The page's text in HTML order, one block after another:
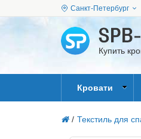
Санкт-Петербург
Купить
Кровати
/ Текстиль для